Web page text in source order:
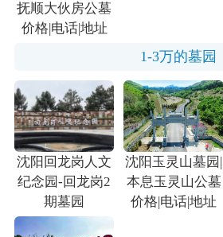
抚顺大伙房公墓
价格|电话|地址
1-3万的墓园
沈阳回龙岗人文
纪念园-回龙岗2
期墓园
沈阳玉灵山墓园|
本息玉灵山公墓
价格|电话|地址